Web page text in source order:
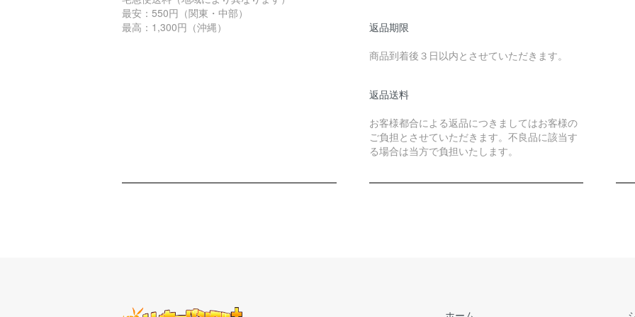
最安：550円（関東・中部）
最高：1,300円（沖縄）
返品期限
商品到着後３日以内とさせていただきます。
返品送料
お客様都合による返品につきましてはお客様の
ご負担とさせていただきます。不良品に該当す
る場合は当方で負担いたします。